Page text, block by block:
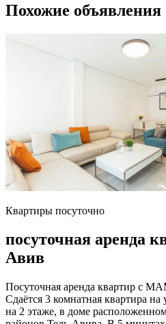
Похожие объявления
Квартиры посуточно
посуточная аренда
Авив
Посуточная аренда квартир
Сдаётся 3 комнатная квартира
на 2 этаже, в доме